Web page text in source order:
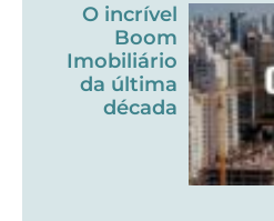
O incrível
Boom
Imobiliário
da última
década